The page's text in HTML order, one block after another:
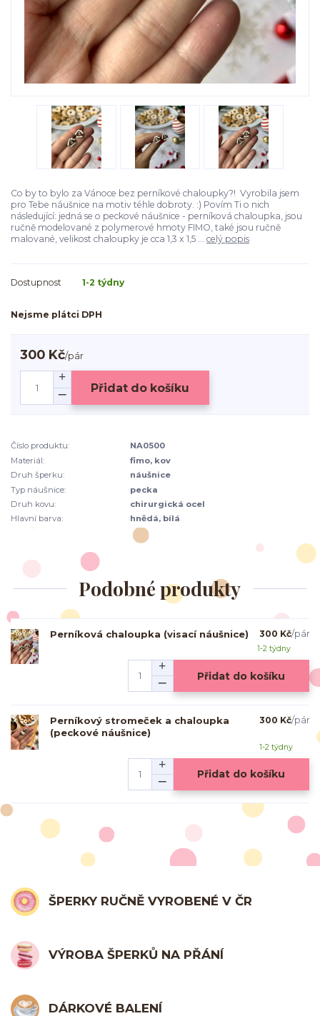
Co by to bylo za Vánoce bez perníkové chaloupky?! Vyrobila jsem
pro Tebe náušnice na motiv téhle dobroty. :) Povím Ti o nich
následující: jedná se o peckové náušnice - perníková chaloupka, jsou
ručně modelované z polymerové hmoty FIMO, také jsou ručně
malované, velikost chaloupky je cca 1,3 x 1,5 ... celý popis
Dostupnost 1-2 týdny
Nejsme plátci DPH
300 Kč/pár
Přidat do košíku
Číslo produktu:
NA0500
Materiál:
fimo, kov
Druh šperku:
náušnice
Typ náušnice:
pecka
Druh kovu:
chirurgická ocel
Hlavní barva:
hnědá, bílá
Podobné produkty
Perníková chaloupka (visací náušnice) 300 Kč/pár
1-2 týdny
Přidat do košíku
Perníkový stromeček a chaloupka
(peckové náušnice)
300 Kč/pár
1-2 týdny
Přidat do košíku
ŠPERKY RUČNĚ VYROBENÉ V ČR
VÝROBA ŠPERKŮ NA PŘÁNÍ
DÁRKOVÉ BALENÍ